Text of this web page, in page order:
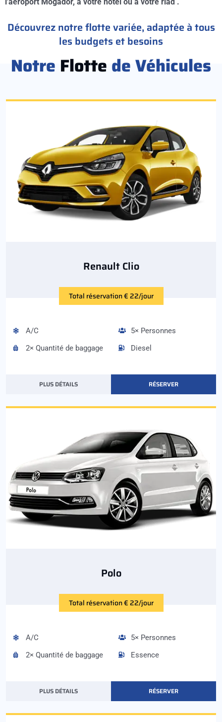
Découvrez notre flotte variée, adaptée à tous
les budgets et besoins
Notre Flotte de Véhicules
Renault Clio
Total réservation € 22/jour
A/C
2× Quantité de baggage
5× Personnes
Diesel
PLUS DÉTAILS RÉSERVER
Polo
Total réservation € 22/jour
A/C
2× Quantité de baggage
5× Personnes
Essence
PLUS DÉTAILS RÉSERVER